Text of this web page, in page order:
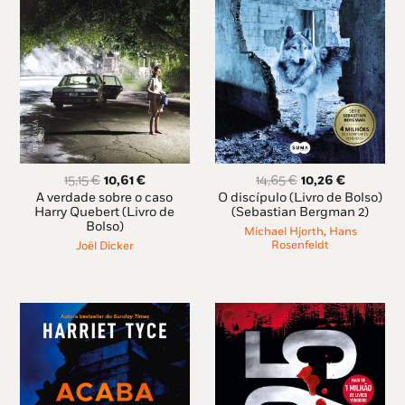
15,15€ O
preço
original
era:
15,15 €.
10,61€O
preço
atual
A verdade sobre o caso
Harry Quebert (Livro de
Bolso)
Joël Dicker
14,65€ O
preço
original
era:
14,65 €.
10,26 €O
preço
atual
é:
O discípulo (Livro de Bolso)
(Sebastian Bergman 2)
Michael Hjorth, Hans
Rosenfeldt